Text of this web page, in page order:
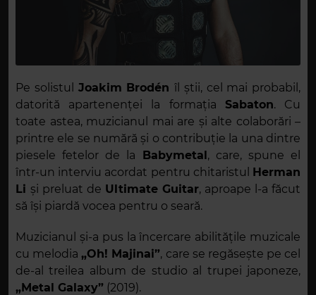
Pe solistul Joakim Brodén îl știi, cel mai probabil,
datorită apartenenței la formația Sabaton. Cu
toate astea, muzicianul mai are și alte colaborări –
printre ele se numără și o contribuție la una dintre
piesele fetelor de la Babymetal, care, spune el
într-un interviu acordat pentru chitaristul Herman
Li și preluat de Ultimate Guitar, aproape l-a făcut
să își piardă vocea pentru o seară.
Muzicianul și-a pus la încercare abilitățile muzicale
cu melodia„Oh! Majinai”, care se regăsește pe cel
de-al treilea album de studio al trupei japoneze,
„Metal Galaxy” (2019).